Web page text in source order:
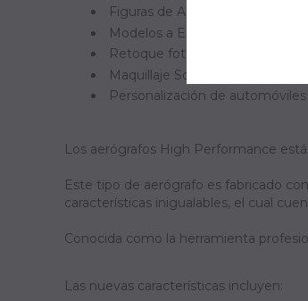
Figuras de Acción como
Modelos a Escala:
Retoque fotográfico
Maquillaje Social (Cosméticos
Personalización de
Los aerógrafos High Performance
Este tipo de aerógrafo es fabricado
características inigualables, el cual
Conocida como la herramienta
Las nuevas características incluyen: